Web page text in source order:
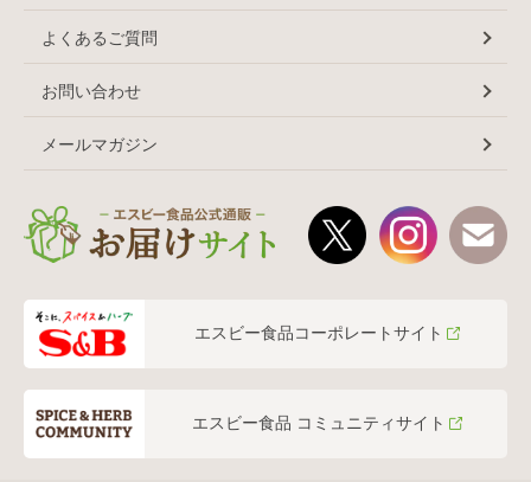
よくあるご質問
お問い合わせ
メールマガジン
エスビー食品コーポレートサイト
エスビー食品 コミュニティサイト